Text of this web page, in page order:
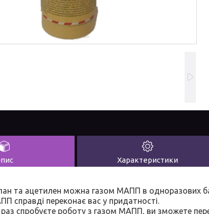
Характеристики
та ацетилен можна газом МАПП в одноразових
справді переконає вас у придатності.
спробуєте роботу з газом МАПП, ви зможете